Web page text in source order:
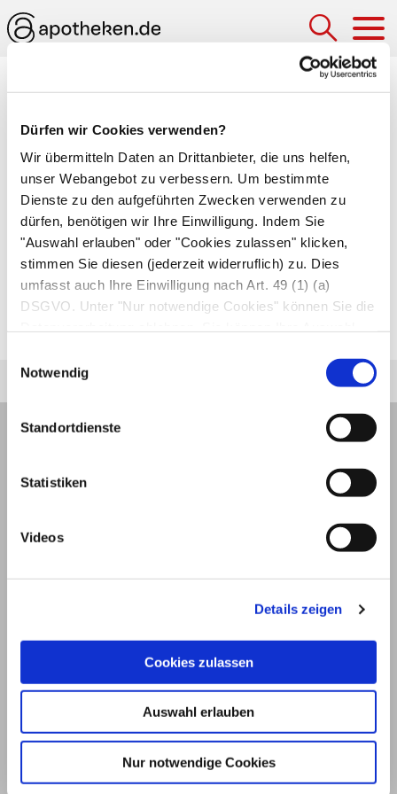
Dürfen wir Cookies verwenden?
Wir übermitteln Daten an Drittanbieter, die uns helfen,
unser Webangebot zu verbessern. Um bestimmte
Dienste zu den aufgeführten Zwecken verwenden zu
dürfen, benötigen wir Ihre Einwilligung. Indem Sie
"Auswahl erlauben" oder "Cookies zulassen" klicken,
stimmen Sie diesen (jederzeit widerruflich) zu. Dies
umfasst auch Ihre Einwilligung nach Art. 49 (1) (a)
DSGVO. Unter "Nur notwendige Cookies" können Sie die
Notwendig
Standortdienste
Statistiken
Videos
Details zeigen
Cookies zulassen
Auswahl erlauben
Nur notwendige Cookies
Medizinlexikon
Nephrolithotomie
Operative Entfernung vonNierensteinen. Hierzu
öffnet der Chirurg die Bauchdecke des Patienten,
schneidet die Niere auf und entnimmt die
Nierensteine. Die Nephrolithotomie ist heute
selten und wird nur durchgeführt, wenn sanftere
Verfahren wie die extrakorporale
© 2026
Datenschutz Privatsphäre
Qualitätsrichtlinien Barrierefreiheit